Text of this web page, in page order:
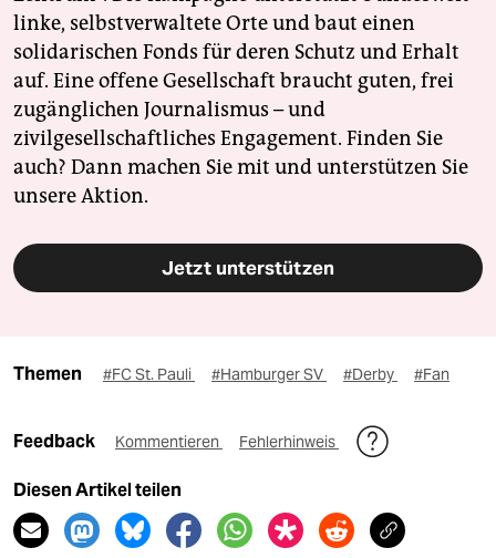
linke, selbstverwaltete Orte und baut einen
solidarischen Fonds für deren Schutz und Erhalt
auf. Eine offene Gesellschaft braucht guten, frei
zugänglichen Journalismus – und
zivilgesellschaftliches Engagement. Finden Sie
auch? Dann machen Sie mit und unterstützen Sie
unsere Aktion.
Jetzt unterstützen
Themen #FC St. Pauli #Hamburger SV #Derby #Fan
Feedback Kommentieren Fehlerhinweis
Diesen Artikel teilen